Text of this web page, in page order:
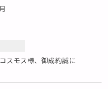
スモス様、御成約誠に